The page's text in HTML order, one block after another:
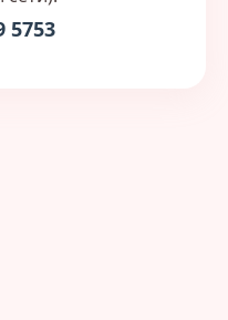
5753